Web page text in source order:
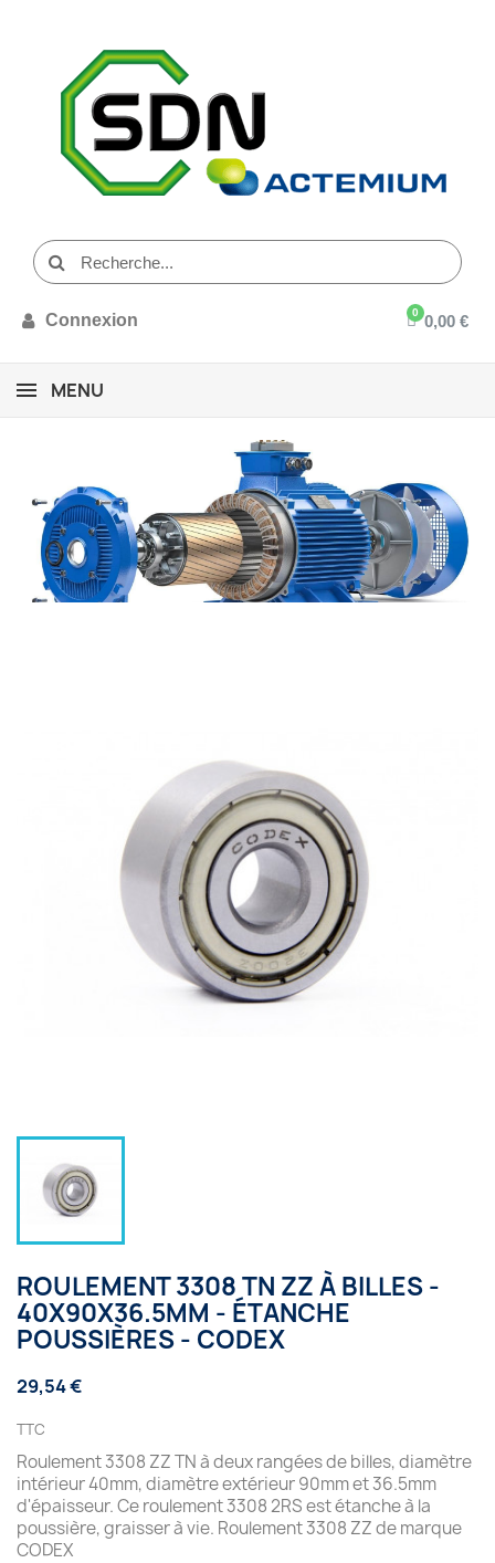
Connexion 0,00 €
MENU
ROULEMENT 3308 TN ZZ À BILLES -
40X90X36.5MM - ÉTANCHE
POUSSIÈRES - CODEX
29,54 €
TTC
Roulement 3308 ZZ TN à deux rangées de billes, diamètre
intérieur 40mm, diamètre extérieur 90mm et 36.5mm
d'épaisseur. Ce roulement 3308 2RS est étanche à la
poussière, graisser à vie. Roulement 3308 ZZ de marque
CODEX